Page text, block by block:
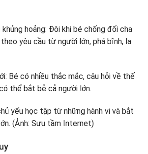
hoảng: Đôi khi bé chống đối cha
yêu cầu từ người lớn, phá bĩnh, la
Bé có nhiều thắc mắc, câu hỏi về thế
thể bắt bẻ cả người lớn.